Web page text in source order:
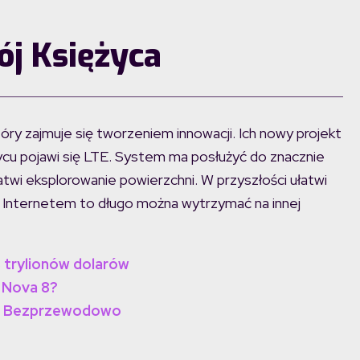
Księżyca
zajmuje się tworzeniem innowacji. Ich nowy projekt
pojawi się LTE. System ma posłużyć do znacznie
eksplorowanie powierzchni. W przyszłości ułatwi
to długo można wytrzymać na innej
trylionów dolarów
8?
Bezprzewodowo